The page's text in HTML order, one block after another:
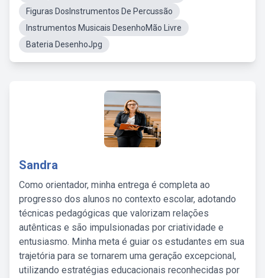
Figuras DosInstrumentos De Percussão
Instrumentos Musicais DesenhoMão Livre
Bateria DesenhoJpg
Sandra
Como orientador, minha entrega é completa ao
progresso dos alunos no contexto escolar, adotando
técnicas pedagógicas que valorizam relações
autênticas e são impulsionadas por criatividade e
entusiasmo. Minha meta é guiar os estudantes em sua
trajetória para se tornarem uma geração excepcional,
utilizando estratégias educacionais reconhecidas por